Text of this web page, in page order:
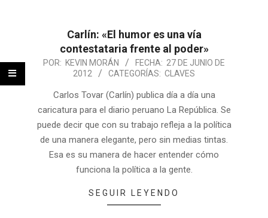
Carlín: «El humor es una vía
contestataria frente al poder»
POR: KEVIN MORÁN FECHA: 27 DE JUNIO DE
2012
CATEGORÍAS: CLAVES
Carlos Tovar (Carlín) publica día a día una
caricatura para el diario peruano La República. Se
puede decir que con su trabajo refleja a la política
de una manera elegante, pero sin medias tintas.
Esa es su manera de hacer entender cómo
funciona la política a la gente.
SEGUIR LEYENDO